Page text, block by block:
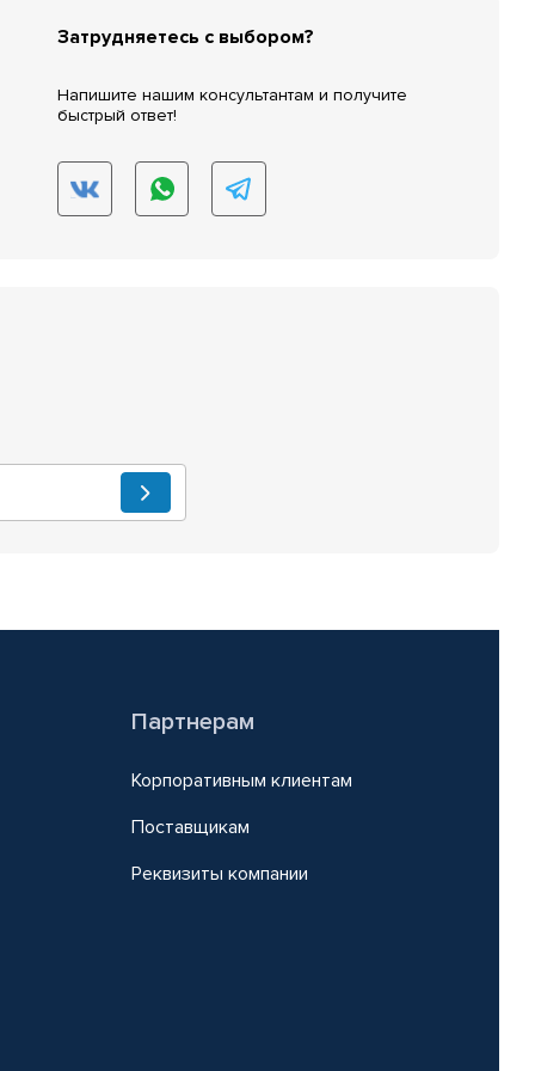
Затрудняетесь с выбором?
Напишите нашим консультантам и получите
быстрый ответ!
Партнерам
Корпоративным клиентам
Поставщикам
Реквизиты компании